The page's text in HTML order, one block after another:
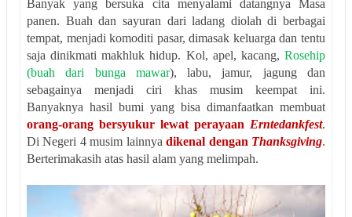
Banyak yang bersuka cita menyalami datangnya Masa
panen. Buah dan sayuran dari ladang diolah di berbagai
tempat, menjadi komoditi pasar, dimasak keluarga dan tentu
saja dinikmati makhluk hidup. Kol, apel, kacang, Rosehip
(buah dari bunga mawar), labu, jamur, jagung dan
sebagainya menjadi ciri khas musim keempat ini.
Banyaknya hasil bumi yang bisa dimanfaatkan membuat
orang-orang bersyukur lewat perayaan Erntedankfest.
Di Negeri 4 musim lainnyadikenal dengan Thanksgiving.
Berterimakasih atas hasil alam yang melimpah.